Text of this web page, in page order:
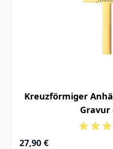
Kreuzförmiger
Gravur
27,90 €